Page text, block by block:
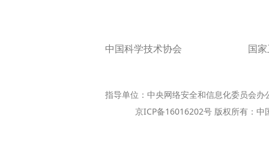
中国科学技术协会 国
指导单位：中央网络安全和信息化委员会
京ICP备16016202号 版权所有：